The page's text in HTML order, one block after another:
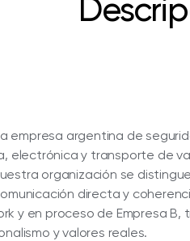
empresa argentina de
electrónica y transporte de
organización se
directa y
y en proceso de Empresa
y valores reales.